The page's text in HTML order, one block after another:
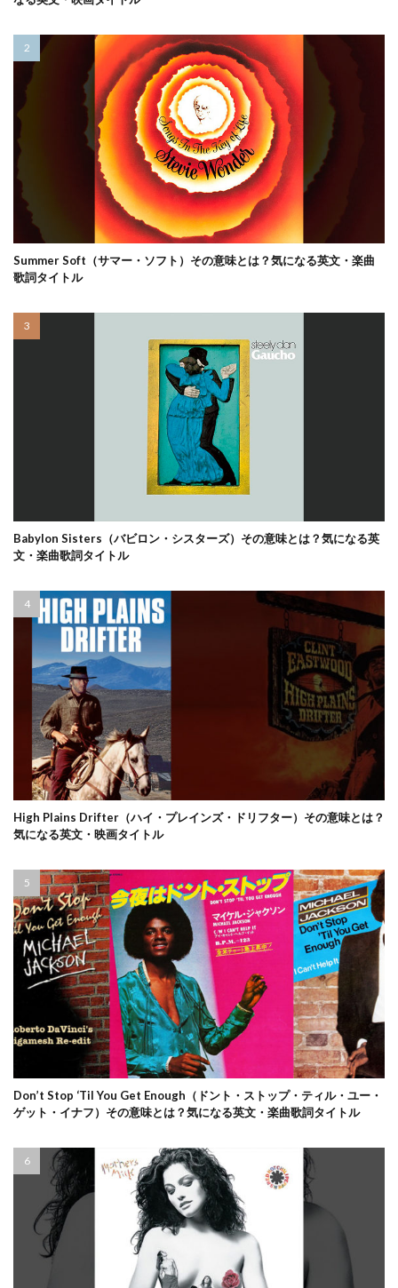
Summer Soft（サマー・ソフト）その意味とは？気になる英文・楽曲
歌詞タイトル
Babylon Sisters（バビロン・シスターズ）その意味とは？気になる英
文・楽曲歌詞タイトル
High Plains Drifter（ハイ・プレインズ・ドリフター）その意味とは？
気になる英文・映画タイトル
Don’t Stop ‘Til You Get Enough（ドント・ストップ・ティル・ユー・
ゲット・イナフ）その意味とは？気になる英文・楽曲歌詞タイトル